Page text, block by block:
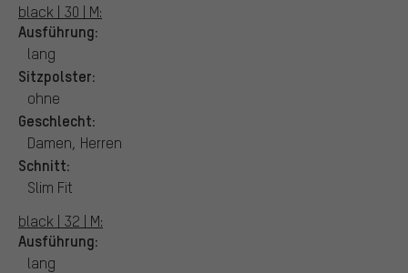
black | 30 | M:
Ausführung:
lang
Sitzpolster:
ohne
Geschlecht:
Damen, Herren
Schnitt:
Slim Fit
black | 32 | M:
Ausführung:
lang